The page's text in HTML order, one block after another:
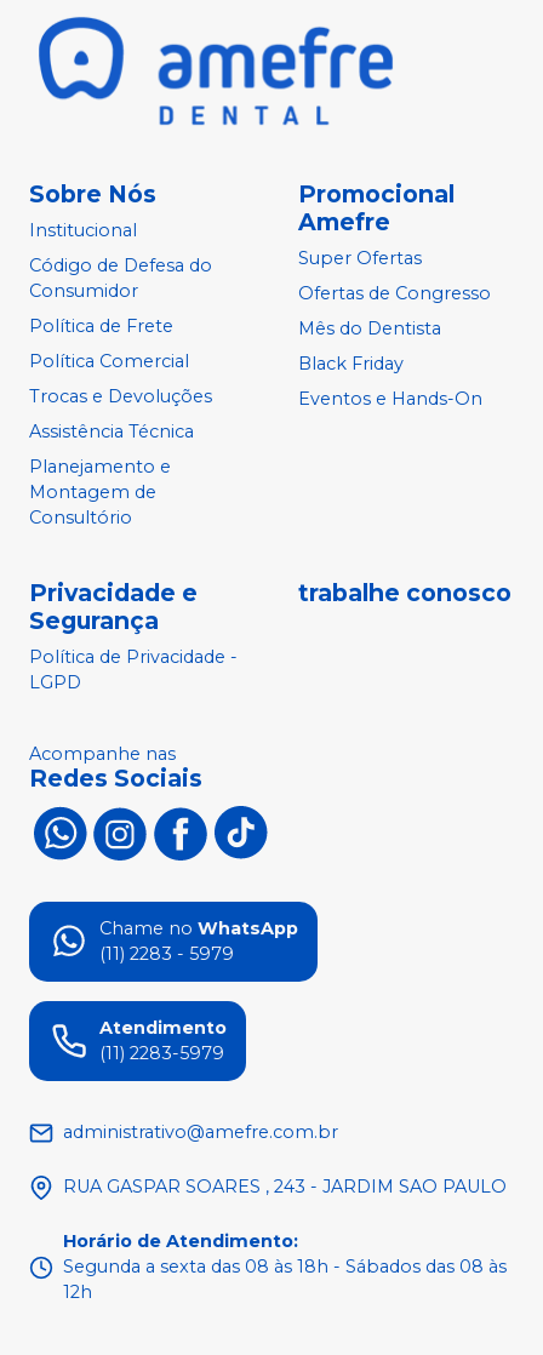
Sobre Nós
Institucional
Código de Defesa do
Consumidor
Política de Frete
Política Comercial
Trocas e Devoluções
Assistência Técnica
Planejamento e
Montagem de
Consultório
Promocional
Amefre
Super Ofertas
Ofertas de Congresso
Mês do Dentista
Black Friday
Eventos e Hands-On
Privacidade e
Segurança
Política de Privacidade -
LGPD
trabalhe conosco
Acompanhe nas
Redes Sociais
Chame no WhatsApp
(11) 2283 - 5979
Atendimento
(11) 2283-5979
administrativo@amefre.com.br
RUA GASPAR SOARES , 243 - JARDIM SAO PAULO
Horário de Atendimento:
Segunda a sexta das 08 às 18h - Sábados das 08 às
12h